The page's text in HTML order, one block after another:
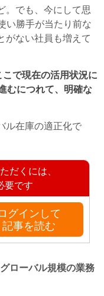
。でも、今にして思
い勝手が当たり前な
がない社員も増えて
で現在の活用状況に
むにつれて、明確な
ル在庫の適正化で
だくには、
要です
グインして
記事を読む
ローバル規模の業務